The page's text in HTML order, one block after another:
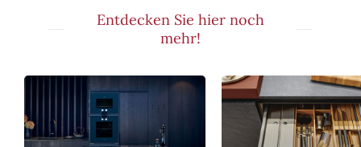
Entdecken Sie hier noch
mehr!